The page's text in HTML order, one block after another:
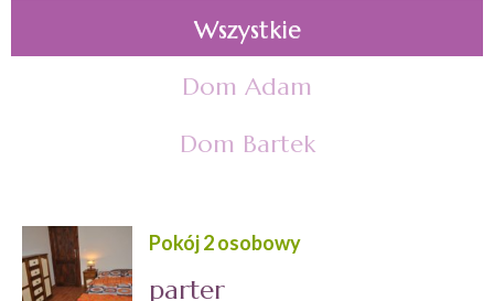
Wszystkie
Dom Adam
Dom Bartek
Pokój 2 osobowy
parter